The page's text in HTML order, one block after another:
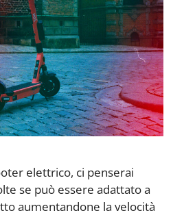
elettrico, ci penserai
se può essere adattato a
aumentandone la velocità